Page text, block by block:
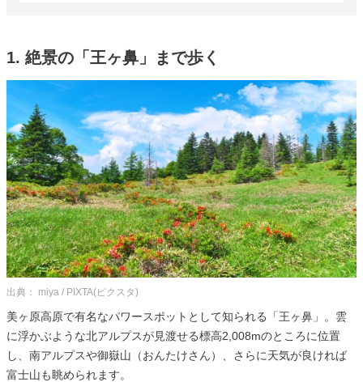
1. 絶景の「王ヶ鼻」まで歩く
出典： miya / PIXTA(ピクスタ)
美ヶ原高原で有名なパワースポットとして知られる「王ヶ鼻」。雲
に浮かぶような北アルプスが見渡せる標高2,008mのところに位置
し、南アルプスや御嶽山（おんたけさん）、さらに天気が良ければ
富士山も眺められます。